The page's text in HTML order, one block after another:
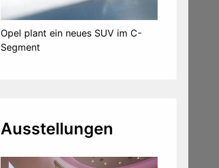
Opel plant ein neues SUV im C-
Segment
Ausstellungen